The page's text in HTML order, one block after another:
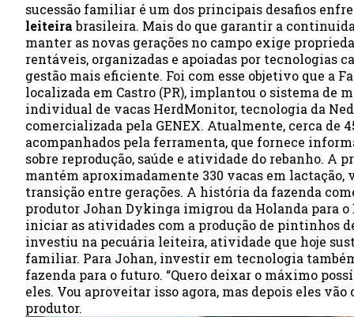
sucessão familiar é um dos principais desafios
leiteirabrasileira. Mais do que garantir a
manter as novas gerações no campo exige
rentáveis, organizadas e apoiadas por tecnologias
gestão mais eficiente. Foi com esse objetivo que a
localizada em Castro (PR), implantou o sistema de
individual de vacas HerdMonitor, tecnologia da
comercializada pela GENEX. Atualmente, cerca de
acompanhados pela ferramenta, que fornece
sobre reprodução, saúde e atividade do rebanho. A
mantém aproximadamente 330 vacas em lactação,
transição entre gerações. A história da fazenda
produtor Johan Dykinga imigrou da Holanda para o
iniciar as atividades com a produção de pintinhos
investiu na pecuária leiteira, atividade que hoje
familiar. Para Johan, investir em tecnologia
fazenda para o futuro. “Quero deixar o máximo
eles. Vou aproveitar isso agora, mas depois eles
produtor.